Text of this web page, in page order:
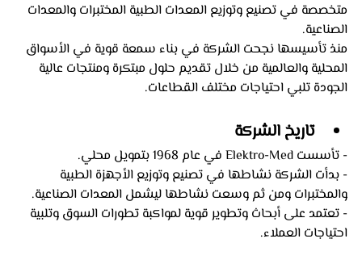
متخصصة في تصنيع وتوزيع المعدات الطبية المختبرات والمعدات
الصناعية.
منذ تأسيسها نجحت الشركة في بناء سمعة قوية في الأسواق
المحلية والعالمية من خلال تقديم حلول مبتكرة ومنتجات عالية
الجودة تلبي احتياجات مختلف القطاعات.
تاريخ الشركة
- تأسست Elektro-Med في عام 1968 بتمويل محلي.
- بدأت الشركة نشاطها في تصنيع وتوزيع الأجهزة الطبية
والمختبرات ومن ثم وسعت نشاطها ليشمل المعدات الصناعية.
- تعتمد على أبحاث وتطوير قوية لمواكبة تطورات السوق وتلبية
احتياجات العملاء.